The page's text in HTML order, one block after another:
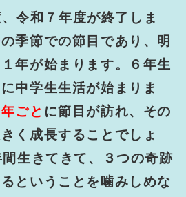
令和７年度が終了しま
の季節での節目であり、明
年が始まります。６年生
中学生生活が始まりま
ごと に節目が訪れ、その
く成長することでしょ
間生きてきて、３つの奇跡
ということを噛みしめな